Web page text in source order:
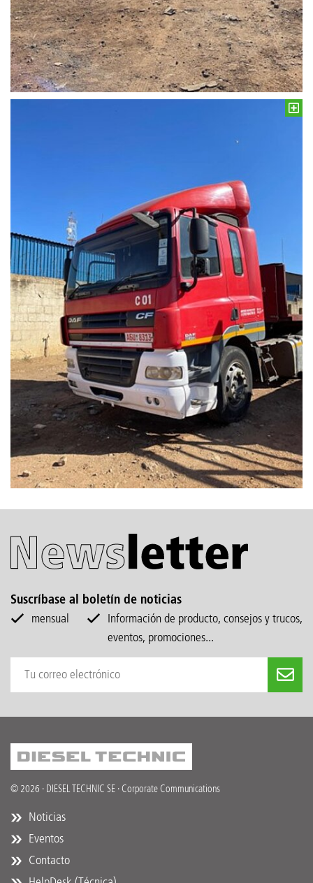
Suscríbase al boletín de noticias
mensual
Información de producto, consejos y trucos,
eventos, promociones...
© 2026 · DIESEL TECHNIC SE · Corporate Communications
Noticias
Eventos
Contacto